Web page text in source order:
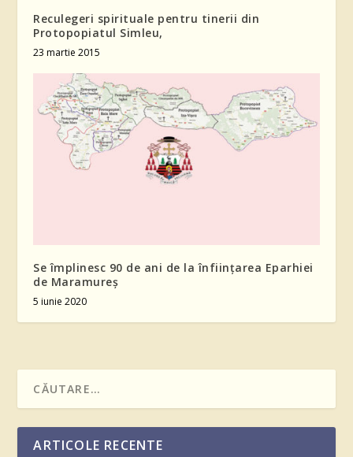
Reculegeri spirituale pentru tinerii din
Protopopiatul Simleu,
23 martie 2015
Se împlinesc 90 de ani de la înființarea Eparhiei
de Maramureș
5 iunie 2020
ARTICOLE RECENTE